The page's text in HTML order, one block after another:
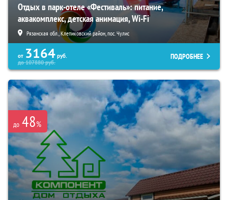
Отдых в парк-отеле «Фестиваль»: питание,
аквакомплекс, детская анимация, Wi-Fi
Рязанская обл., Клепиковский район, пос. Чулис
от 3164 руб.
до107880руб.
ПОДРОБНЕЕ
до 48%